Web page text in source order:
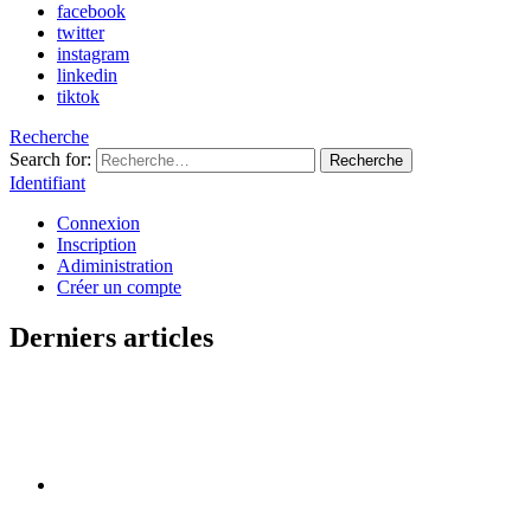
facebook
twitter
instagram
linkedin
tiktok
Recherche
Search for:
Recherche
Identifiant
Connexion
Inscription
Adiministration
Créer un compte
Derniers articles